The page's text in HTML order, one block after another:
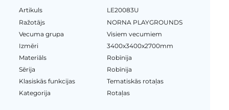
Artikuls
LE20083U
Ražotājs
NORNA PLAYGROUNDS
Vecuma grupa
Visiem vecumiem
Izmēri
3400x3400x2700mm
Materiāls
Robīnija
Sērija
Robīnija
Klasiskās funkcijas
Tematiskās rotaļas
Kategorija
Rotaļas